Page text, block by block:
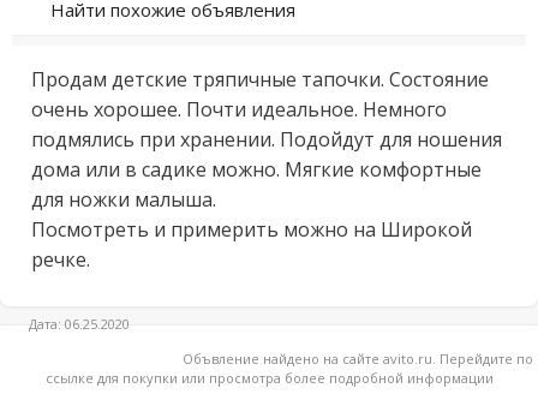
Найти похожие объявления
Продам детские тряпичные тапочки. Состояние
очень хорошее. Почти идеальное. Немного
подмялись при хранении. Подойдут для ношения
дома или в садике можно. Мягкие комфортные
для ножки малыша.
Посмотреть и примерить можно на Широкой
речке.
Дата: 06.25.2020
Объвление найдено на сайте avito.ru. Перейдите по
ссылке для покупки или просмотра более подробной информации